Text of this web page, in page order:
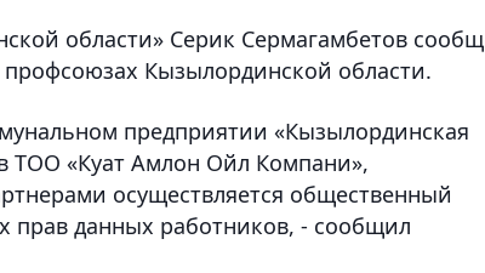
области» Серик Сермагамбетов
Кызылординской области.
предприятии «Кызылординская
ТОО «Куат Амлон Ойл Компани»,
осуществляется общественный
прав данных работников, - сообщил